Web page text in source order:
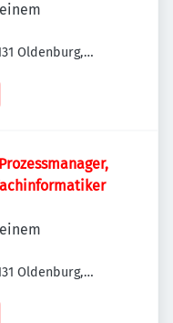
d)
Oldenburg,
Oldenburg,